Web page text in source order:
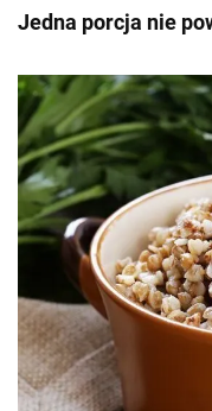
Jedna porcja nie